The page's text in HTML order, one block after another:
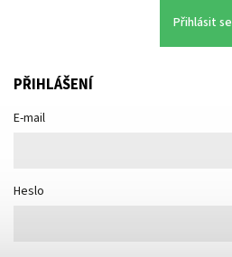
Přihlásit se
PŘIHLÁŠENÍ
E-mail
Heslo